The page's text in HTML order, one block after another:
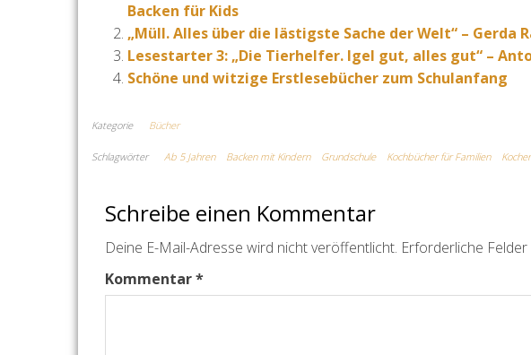
Backen für Kids
„Müll. Alles über die lästigste Sache der Welt“ – Gerda
Lesestarter 3: „Die Tierhelfer. Igel gut, alles gut“ –
Schöne und witzige Erstlesebücher zum Schulanfang
Kategorie Bücher
Schlagwörter Ab 5 Jahren Backen mit Kindern Grundschule Kochbücher für Familien
Schreibe einen Kommentar
Deine E-Mail-Adresse wird nicht veröffentlicht. Erforderliche
Kommentar*